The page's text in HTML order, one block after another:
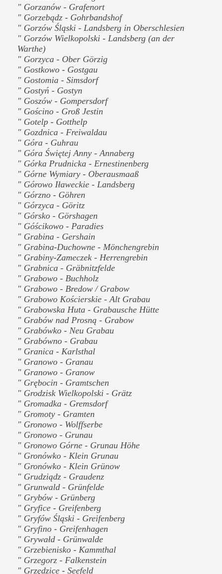
" Gorzanów - Grafenort
" Gorzebądz - Gohrbandshof
" Gorzów Śląski - Landsberg in Oberschlesien
" Gorzów Wielkopolski - Landsberg (an der
Warthe)
" Gorzyca - Ober Görzig
" Gostkowo - Gostgau
" Gostomia - Simsdorf
" Gostyń - Gostyn
" Goszów - Gompersdorf
" Gościno - Groß Jestin
" Gotelp - Gotthelp
" Gozdnica - Freiwaldau
" Góra - Guhrau
" Góra Świętej Anny - Annaberg
" Górka Prudnicka - Ernestinenberg
" Górne Wymiary - Oberausmaaß
" Górowo Iławeckie - Landsberg
" Górzno - Göhren
" Górzyca - Göritz
" Górsko - Görshagen
" Góścikowo - Paradies
" Grabina - Gershain
" Grabina-Duchowne - Mönchengrebin
" Grabiny-Zameczek - Herrengrebin
" Grabnica - Gräbnitzfelde
" Grabowo - Buchholz
" Grabowo - Bredow / Grabow
" Grabowo Kościerskie - Alt Grabau
" Grabowska Huta - Grabausche Hütte
" Grabów nad Prosną - Grabow
" Grabówko - Neu Grabau
" Grabówno - Grabau
" Granica - Karlsthal
" Granowo - Granau
" Granowo - Granow
" Grębocin - Gramtschen
" Grodzisk Wielkopolski - Grätz
" Gromadka - Gremsdorf
" Gromoty - Gramten
" Gronowo - Wolffserbe
" Gronowo - Grunau
" Gronowo Górne - Grunau Höhe
" Gronówko - Klein Grunau
" Gronówko - Klein Grünow
" Grudziądz - Graudenz
" Grunwald - Grünfelde
" Grybów - Grünberg
" Gryfice - Greifenberg
" Gryfów Śląski - Greifenberg
" Gryfino - Greifenhagen
" Grywałd - Grünwalde
" Grzebienisko - Kammthal
" Grzegorz - Falkenstein
" Grzędzice - Seefeld